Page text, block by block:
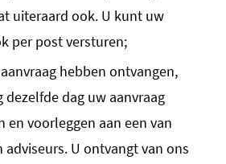
uiteraard ook. U kunt uw
per post versturen;
hebben ontvangen,
dag uw aanvraag
en voorleggen aan een van
adviseurs. U ontvangt van ons